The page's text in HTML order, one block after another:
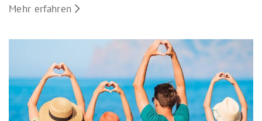
unter Einbindung aller Beteiligten in den Hilfeprozess
Mehr erfahren